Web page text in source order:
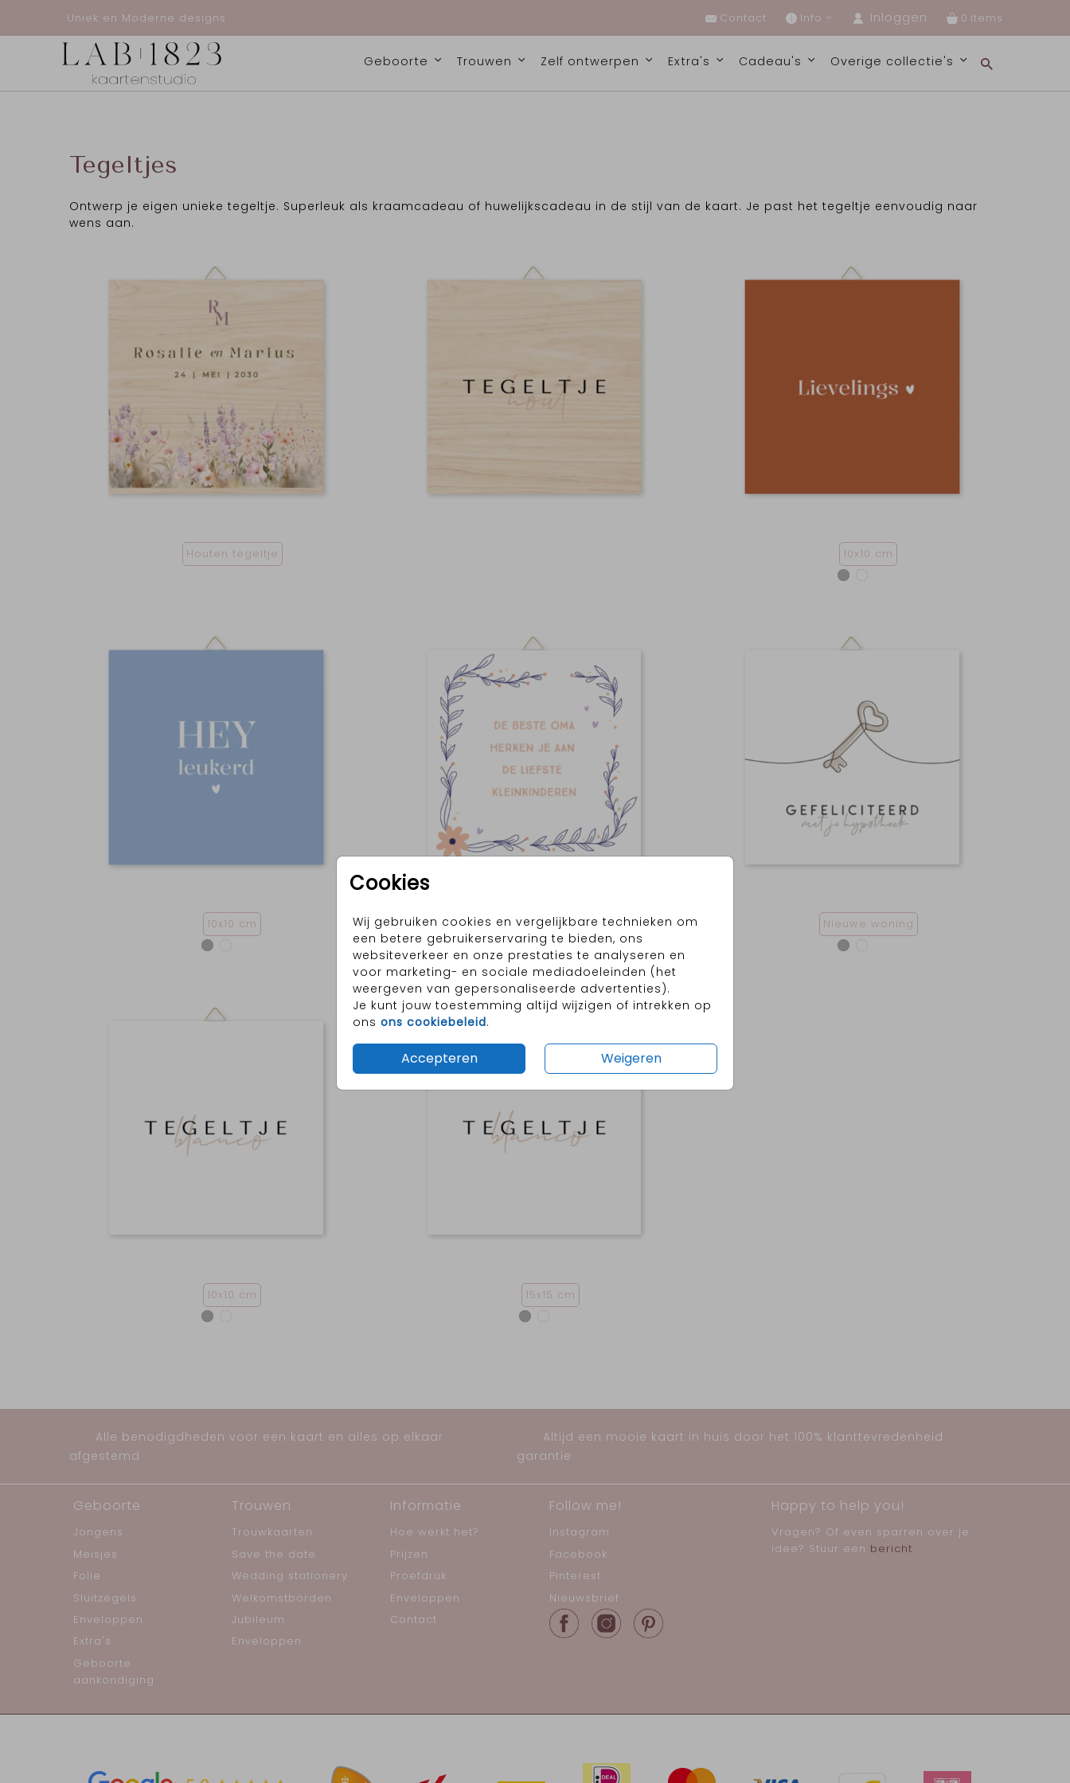
Uniek en Moderne designs Contact Info Inloggen 0
Geboorte Trouwen Zelf ontwerpen Extra's Cadeau's Overige collectie's
Cookies
Wij gebruiken cookies en vergelijkbare technieken om
een betere gebruikerservaring te bieden, ons
websiteverkeer en onze prestaties te analyseren en
voor marketing- en sociale mediadoeleinden (het
weergeven van gepersonaliseerde advertenties).
Je kunt jouw toestemming altijd wijzigen of intrekken op
ons ons cookiebeleid.
Accepteren Weigeren
Tegeltjes
Ontwerp je eigen unieke tegeltje. Superleuk als kraamcadeau of huwelijkscadeau in de stijl van de kaart. Je past het tegeltje eenvoudig naar
wens aan.
Houten tegeltje 10x10 cm
10x10 cm Moederdag Nieuwe woning
10x10 cm 15x15 cm
Alle benodigdheden voor een kaart en alles op elkaar
afgestemd
Altijd een mooie kaart in huis door het 100% klanttevredenheid
garantie
Geboorte
Jongens
Meisjes
Folie
Sluitzegels
Enveloppen
Extra's
Geboorte
aankondiging
Trouwen
Trouwkaarten
Save the date
Wedding stationery
Welkomstborden
Jubileum
Enveloppen
Informatie
Hoe werkt het?
Prijzen
Proefdruk
Enveloppen
Contact
Follow me!
Instagram
Facebook
Pinterest
Nieuwsbrief
Happy to help you!
Vragen? Of even sparren over je
idee? Stuur een bericht